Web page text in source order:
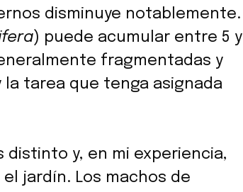
disminuye notablemente.
) puede acumular entre 5 y
fragmentadas y
tarea que tenga asignada
distinto y, en mi experiencia,
jardín. Los machos de